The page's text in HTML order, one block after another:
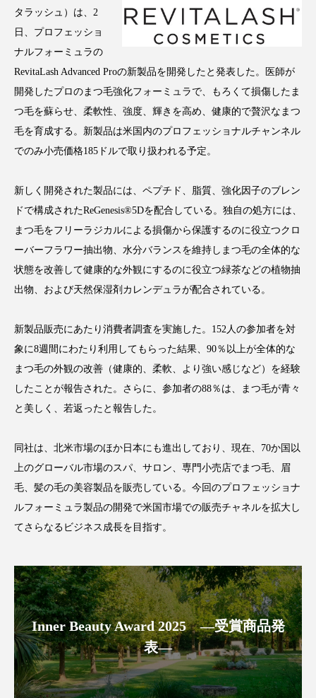
TikTok アスタキサンチン
アレルギー アロマ
アンチエイジング アンチソリチュード
インタビュー インナービューティー 冷え
インナービューティーアワード2025受賞商品
ウェルビーイング エイジングケア
エクソソーム オーガニック オゾン
クルエルティフリー クレンジング
クローズアップ ケーススタディ
コグニティブヘルス コスト削減
コネクテッド・ビューティ コミュニケーション
コルチゾール サステナビリティ
サロン経営 サロン連略 シャネル
スカルプ クレンジング 頻度 スカルプケア
スキンケア スキンケア 習慣
スキンケアルーティン ストレス スパ
タラッシュ）は、2
日、プロフェッショ
ナルフォーミュラの
RevitaLash Advanced Proの新製品を開発したと発表した。医師が
開発したプロのまつ毛強化フォーミュラで、もろくて損傷したま
つ毛を蘇らせ、柔軟性、強度、輝きを高め、健康的で贅沢なまつ
毛を育成する。新製品は米国内のプロフェッショナルチャンネル
でのみ小売価格185ドルで取り扱われる予定。
新しく開発された製品には、ペプチド、脂質、強化因子のブレン
ドで構成されたReGenesis®5Dを配合している。独自の処方には、
まつ毛をフリーラジカルによる損傷から保護するのに役立つクロ
ーバーフラワー抽出物、水分バランスを維持しまつ毛の全体的な
状態を改善して健康的な外観にするのに役立つ緑茶などの植物抽
出物、および天然保湿剤カレンデュラが配合されている。
新製品販売にあたり消費者調査を実施した。152人の参加者を対
象に8週間にわたり利用してもらった結果、90％以上が全体的な
まつ毛の外観の改善（健康的、柔軟、より強い感じなど）を経験
したことが報告された。さらに、参加者の88％は、まつ毛が青々
と美しく、若返ったと報告した。
同社は、北米市場のほか日本にも進出しており、現在、70か国以
上のグローバル市場のスパ、サロン、専門小売店でまつ毛、眉
毛、髪の毛の美容製品を販売している。今回のプロフェッショナ
ルフォーミュラ製品の開発で米国市場での販売チャネルを拡大し
てさらなるビジネス成長を目指す。
Inner Beauty Award 2025 ―受賞商品発
表―